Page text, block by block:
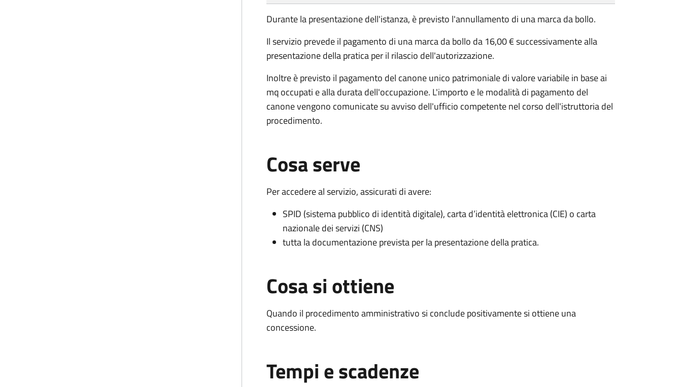
Durante la presentazione dell'istanza, è previsto l'annullamento di una marca da bollo.
Il servizio prevede il pagamento di una marca da bollo da 16,00 € successivamente alla
presentazione della pratica per il rilascio dell'autorizzazione.
Inoltre è previsto il pagamento del canone unico patrimoniale di valore variabile in base ai
mq occupati e alla durata dell'occupazione. L'importo e le modalità di pagamento del
canone vengono comunicate su avviso dell'ufficio competente nel corso dell'istruttoria del
procedimento.
Cosa serve
Per accedere al servizio, assicurati di avere:
SPID (sistema pubblico di identità digitale), carta d’identità elettronica (CIE) o carta
nazionale dei servizi (CNS)
tutta la documentazione prevista per la presentazione della pratica.
Cosa si ottiene
Quando il procedimento amministrativo si conclude positivamente si ottiene una
concessione.
Tempi e scadenze